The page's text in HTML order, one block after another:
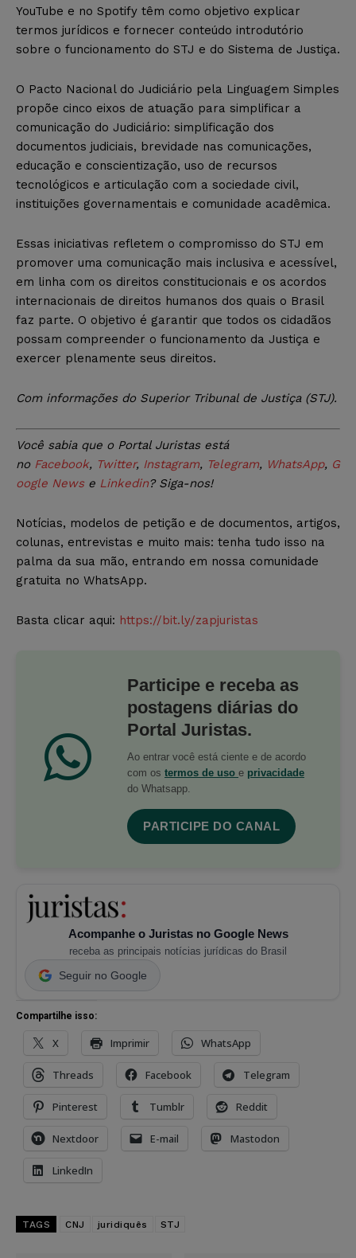
YouTube e no Spotify têm como objetivo explicar
termos jurídicos e fornecer conteúdo introdutório
sobre o funcionamento do STJ e do Sistema de Justiça.
O Pacto Nacional do Judiciário pela Linguagem Simples
propõe cinco eixos de atuação para simplificar a
comunicação do Judiciário: simplificação dos
documentos judiciais, brevidade nas comunicações,
educação e conscientização, uso de recursos
tecnológicos e articulação com a sociedade civil,
instituições governamentais e comunidade acadêmica.
Essas iniciativas refletem o compromisso do STJ em
promover uma comunicação mais inclusiva e acessível,
em linha com os direitos constitucionais e os acordos
internacionais de direitos humanos dos quais o Brasil
faz parte. O objetivo é garantir que todos os cidadãos
possam compreender o funcionamento da Justiça e
exercer plenamente seus direitos.
Com informações do Superior Tribunal de Justiça (STJ).
Você sabia que o Portal Juristas está
no Facebook, Twitter, Instagram, Telegram, WhatsApp, G
oogle Newse Linkedin? Siga-nos!
Notícias, modelos de petição e de documentos, artigos,
colunas, entrevistas e muito mais: tenha tudo isso na
palma da sua mão, entrando em nossa comunidade
gratuita no WhatsApp.
Basta clicar aqui: https://bit.ly/zapjuristas
Participe e receba as
postagens diárias do
Portal Juristas.
Ao entrar você está ciente e de acordo
com os termos de uso e privacidade
do Whatsapp.
PARTICIPE DO CANAL
Acompanhe o Juristas no Google News
receba as principais notícias jurídicas do Brasil
Seguir no Google
Compartilhe isso:
X Imprimir WhatsApp
Threads Facebook Telegram
Pinterest Tumblr Reddit
Nextdoor E-mail Mastodon
LinkedIn
TAGS CNJ juridiquês STJ